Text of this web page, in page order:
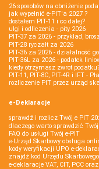
26 sposobów na obniżenie
jak wypełnić e-PIT'a 2027 ?
dostałem PIT-11 i co dalej?
ulgi i odliczenia - pity 2026
PIT-37 za 2026 - przykład,
PIT-28 ryczałt za 2026
PIT-36 za 2026 - działalność
PIT-36L za 2026 - podatek
kiedy otrzymasz zwrot
PIT-11, PIT-8C, PIT-4R i IFT -
rozliczenie PIT przez urząd
e-Deklaracje
sprawdź i rozlicz Twój e PIT
dlaczego warto sprawdzić Twój
FAQ do usługi Twój e-PIT
e-Urząd Skarbowy obsługa
kody weryfikacji UPO e-
znajdź kod Urzędu Skarbowego
e-deklaracje VAT, CIT, PCC